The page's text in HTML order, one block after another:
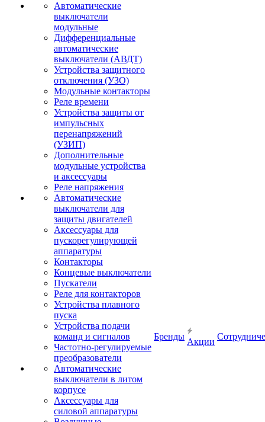
Автоматические
выключатели
модульные
Дифференциальные
автоматические
выключатели (АВДТ)
Устройства защитного
отключения (УЗО)
Модульные контакторы
Реле времени
Устройства защиты от
импульсных
перенапряжений
(УЗИП)
Дополнительные
модульные устройства
и аксессуары
Реле напряжения
Автоматические
выключатели для
защиты двигателей
Аксессуары для
пускорегулирующей
аппаратуры
Контакторы
Концевые выключатели
Пускатели
Реле для контакторов
Устройства плавного
пуска
Устройства подачи
команд и сигналов
Частотно-регулируемые
преобразователи
Автоматические
выключатели в литом
корпусе
Аксессуары для
силовой аппаратуры
Бренды
Акции